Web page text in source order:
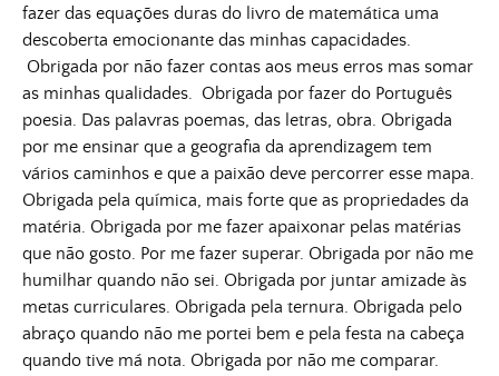
fazer das equações duras do livro de matemática uma
descoberta emocionante das minhas capacidades.
Obrigada por não fazer contas aos meus erros mas somar
as minhas qualidades. Obrigada por fazer do Português
poesia. Das palavras poemas, das letras, obra. Obrigada
por me ensinar que a geografia da aprendizagem tem
vários caminhos e que a paixão deve percorrer esse mapa.
Obrigada pela química, mais forte que as propriedades da
matéria. Obrigada por me fazer apaixonar pelas matérias
que não gosto. Por me fazer superar. Obrigada por não me
humilhar quando não sei. Obrigada por juntar amizade às
metas curriculares. Obrigada pela ternura. Obrigada pelo
abraço quando não me portei bem e pela festa na cabeça
quando tive má nota. Obrigada por não me comparar.